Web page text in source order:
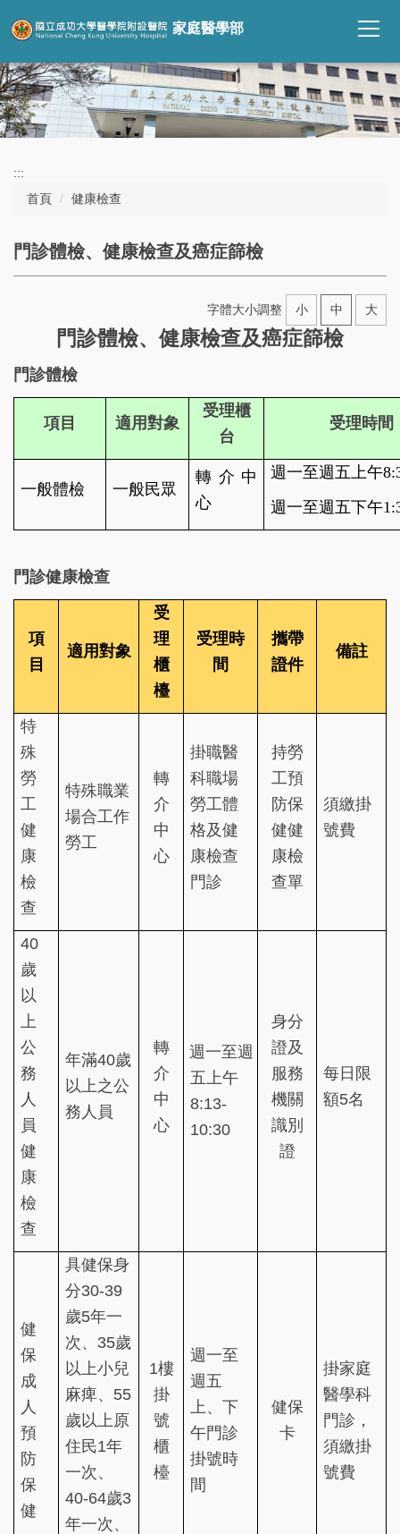
到
要
內
容
區
家庭醫學部
:::
首頁
健康檢查
門診體檢、健康檢查及癌症篩檢
字體大小調整 小 中 大
門診體檢、健康檢查及癌症篩檢
門診體檢
項目 適用對象
受理櫃
台
受理時間
一般體檢 一般民眾
轉介中
心
週一至週五上午
週一至週五下午
門診健康檢查
項
目
適用對象
受
理
櫃
檯
受理時
間
攜帶
證件
備註
特
殊
勞
工
健
康
檢
查
特殊職業
場合工作
勞工
轉
介
中
心
掛職醫
科職場
勞工體
格及健
康檢查
門診
持勞
工預
防保
健健
康檢
查單
須繳掛
號費
40
歲
以
上
公
務
人
員
健
康
檢
查
年滿40歲
以上之公
務人員
轉
介
中
心
週一至週
五上午
8:13-
10:30
身分
證及
服務
機關
識別
證
每日限
額5名
健
保
成
人
預
防
保
健
具健保身
分30-39
歲5年一
次、35歲
以上小兒
麻痺、55
歲以上原
住民1年
一次、
40-64歲3
年一次、
1樓
掛
號
櫃
檯
週一至
週五
上、下
午門診
掛號時
間
健保
卡
掛家庭
醫學科
門診，
須繳掛
號費